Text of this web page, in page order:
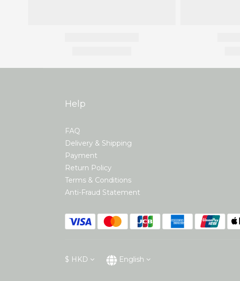
Help
FAQ
Delivery & Shipping
Payment
Return Policy
Terms & Conditions
Anti-Fraud Statement
$ HKD English